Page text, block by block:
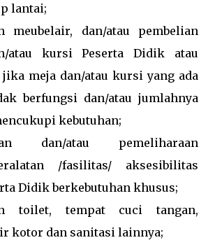
lantai;
meubelair, dan/atau pembelian
atau kursi Peserta Didik atau
meja dan/atau kursi yang ada
berfungsi dan/atau jumlahnya
kebutuhan;
dan/atau pemeliharaan
/fasilitas/ aksesibilitas
Didik berkebutuhan khusus;
toilet, tempat cuci tangan,
kotor dan sanitasi lainnya;